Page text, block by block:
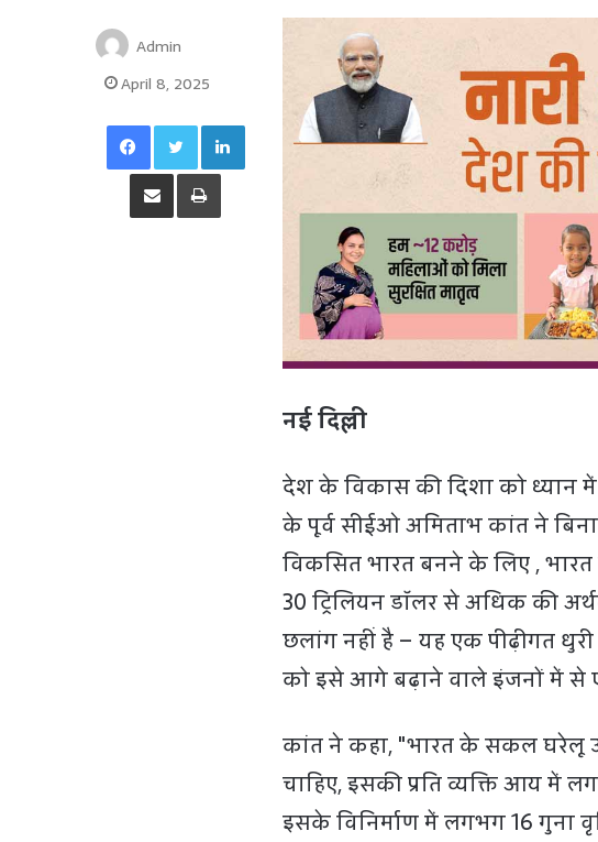
नई दिल्ली
देश के विकास की दिशा को ध्यान
के पूर्व सीईओ अमिताभ कांत ने
विकसित भारत बनने के लिए , भारत
30 ट्रिलियन डॉलर से अधिक की
छलांग नहीं है – यह एक पीढ़ीगत
को इसे आगे बढ़ाने वाले इंजनों में से
कांत ने कहा, "भारत के सकल घरेलू
चाहिए, इसकी प्रति व्यक्ति आय में
इसके विनिर्माण में लगभग 16 गुना
Admin
April 8, 2025
Facebook Twitter LinkedIn
Share via Email Print